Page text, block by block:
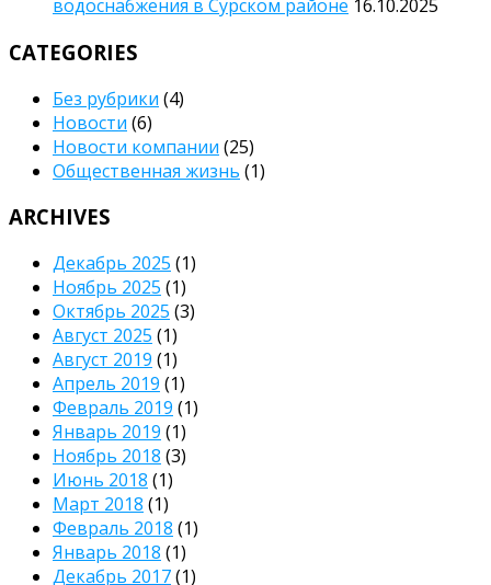
водоснабжения в Сурском районе 16.10.2025
CATEGORIES
Без рубрики (4)
Новости (6)
Новости компании (25)
Общественная жизнь (1)
ARCHIVES
Декабрь 2025 (1)
Ноябрь 2025 (1)
Октябрь 2025 (3)
Август 2025 (1)
Август 2019 (1)
Апрель 2019 (1)
Февраль 2019 (1)
Январь 2019 (1)
Ноябрь 2018 (3)
Июнь 2018 (1)
Март 2018 (1)
Февраль 2018 (1)
Январь 2018 (1)
Декабрь 2017(1)